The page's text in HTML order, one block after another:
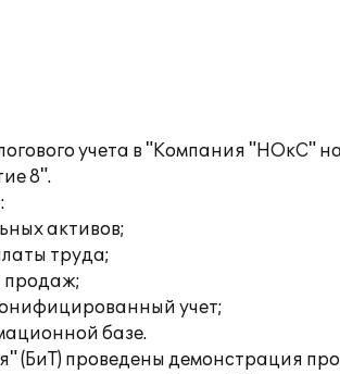
учета в "Компания "НОкС"
8".
активов;
труда;
продаж;
учет;
базе.
(БиТ) проведены демонстрация